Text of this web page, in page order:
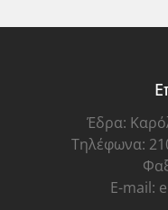
Έδρα:
Τηλέφωνα:
E-mail: